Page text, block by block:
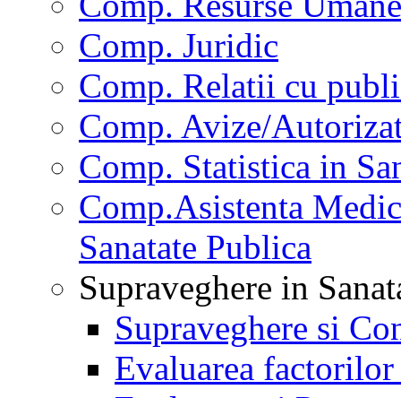
Comp. Juridic
Comp. Relatii cu
Comp. Avize/
Comp. Statistica in
Comp.Asistenta
Sanatate Publica
Supraveghere in
Supraveghere si
Evaluarea